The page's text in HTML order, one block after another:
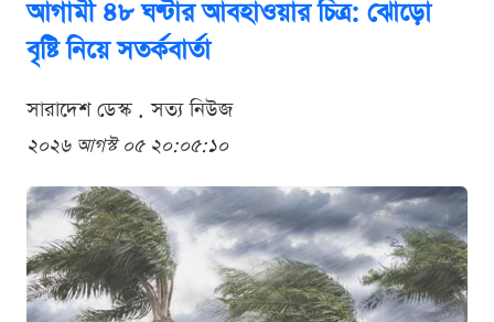
আগামী ৪৮ ঘণ্টার আবহাওয়ার চিত্র: ঝোড়ো
বৃষ্টি নিয়ে সতর্কবার্তা
সারাদেশ ডেস্ক . সত্য নিউজ
২০২৬ আগস্ট ০৫ ২০:০৫:১০